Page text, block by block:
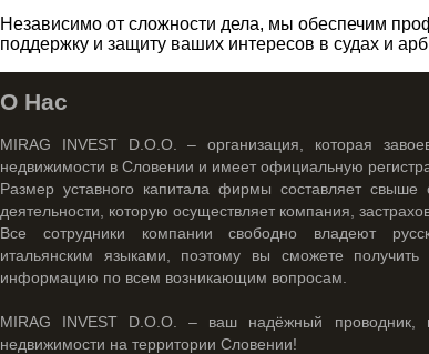
Независимо от сложности дела, мы обеспечим
поддержку и защиту ваших интересов в судах и
О Нас
MIRAG INVEST D.O.O. – организация, которая
недвижимости в Словении и имеет официальную
Размер уставного капитала фирмы составляет
деятельности, которую осуществляет компания,
Все сотрудники компании свободно владеют
итальянским языками, поэтому вы сможете
информацию по всем возникающим вопросам.
MIRAG INVEST D.O.O. – ваш надёжный проводник,
недвижимости на территории Словении!